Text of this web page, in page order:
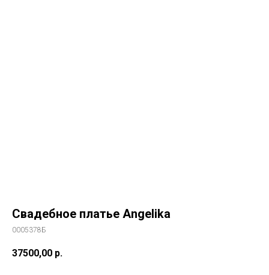
Свадебное платье Angelika
0005378Б
37500,00 р.